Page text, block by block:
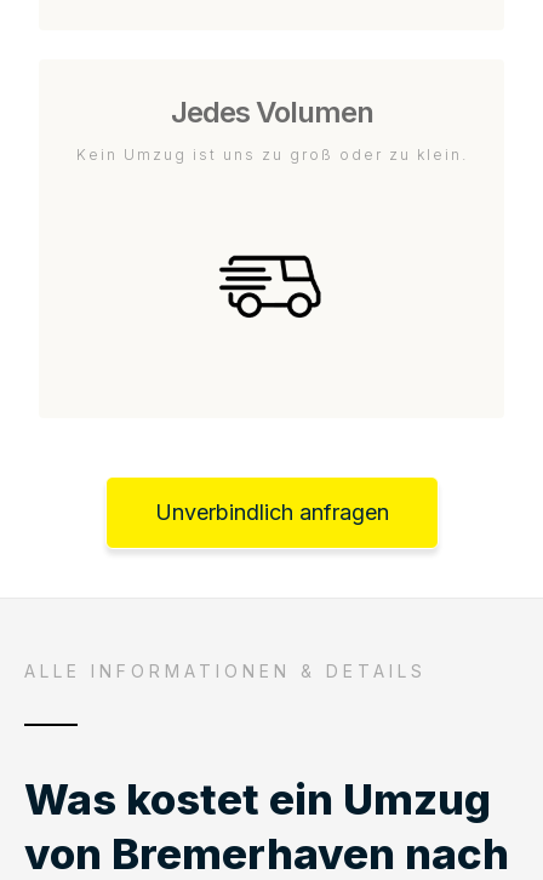
Jedes Volumen
Kein Umzug ist uns zu groß oder zu klein.
Unverbindlich anfragen
ALLE INFORMATIONEN & DETAILS
Was kostet ein Umzug
von Bremerhaven nach